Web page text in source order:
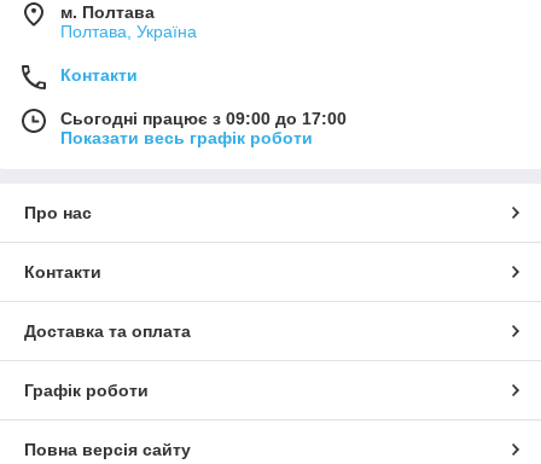
м. Полтава
Полтава, Україна
Контакти
Сьогодні працює з 09:00 до 17:00
Показати весь графік роботи
Про нас
Контакти
Доставка та оплата
Графік роботи
Повна версія сайту